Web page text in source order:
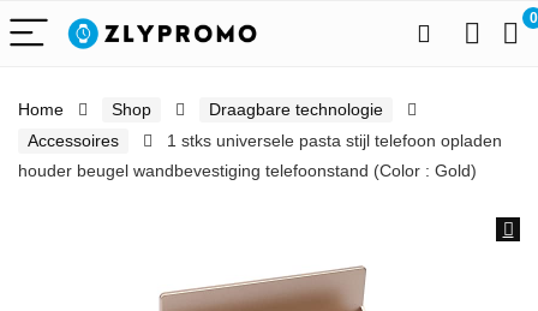
0
Home Shop
Draagbare technologie
Accessoires
1 stks universele pasta stijl telefoon opladen
houder beugel wandbevestiging telefoonstand (Color : Gold)